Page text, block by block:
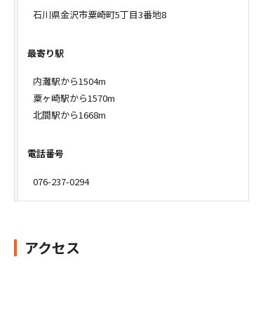
石川県金沢市粟崎町5丁目3番地8
最寄り駅
内灘駅から1504m
粟ヶ崎駅から1570m
北間駅から1668m
電話番号
076-237-0294
アクセス